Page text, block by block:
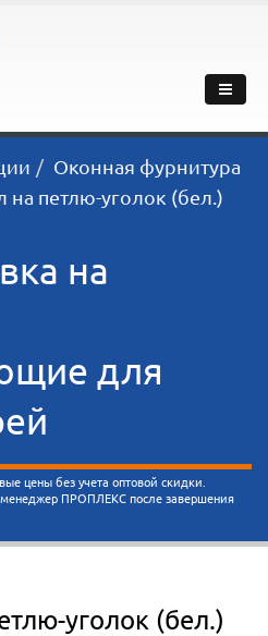
Оконная фурнитура
на петлю-уголок (бел.)
на
для
цены без учета оптовой скидки.
менеджер ПРОПЛЕКС после завершения
уголок (бел.)